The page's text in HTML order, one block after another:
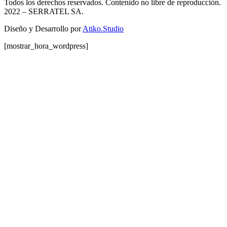
Todos los derechos reservados. Contenido no libre de reproducción.
2022 – SERRATEL SA.
Diseño y Desarrollo porAtiko.Studio
[mostrar_hora_wordpress]